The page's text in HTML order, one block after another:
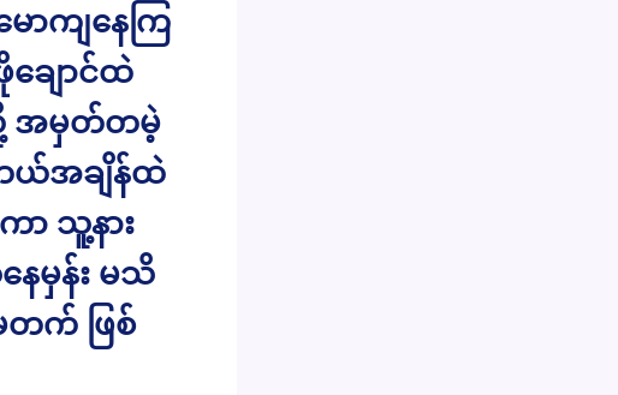
ာကျနေကြ
ျောင်ထဲ
လို့ အမှတ်တမဲ့
အချိန်ထဲ
သူ့နား
မှန်း မသိ
က် ဖြစ်